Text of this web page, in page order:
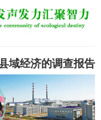
域经济的调查报告